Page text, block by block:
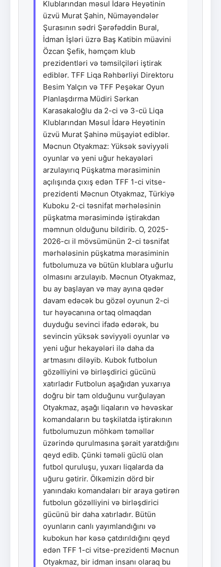
Klublarından məsul İdarə Heyətinin
üzvü Murat Şahin, Nümayəndələr
Şurasının sədri Şərəfəddin Bural,
İdman İşləri üzrə Baş Katibin müavini
Özcan Şefik, həmçəm klub
prezidentləri və təmsilçiləri iştirak
ediblər. TFF Liqa Rəhbərliyi Direktoru
Besim Yalçın və TFF Peşəkar Oyun
Planlaşdırma Müdiri Sərkan
Karasakaloğlu da 2-ci və 3-cü Liqa
Klublarından Məsul İdarə Heyətinin
üzvü Murat Şahinə müşayiət ediblər.
Məcnun Otyakmaz: Yüksək səviyyəli
oyunlar və yeni uğur hekayələri
arzulayırıq Püşkatma mərasiminin
açılışında çıxış edən TFF 1-ci vitse-
prezidenti Məcnun Otyakmaz, Türkiyə
Kuboku 2-ci təsnifat mərhələsinin
püşkatma mərasimində iştirakdan
məmnun olduğunu bildirib. O, 2025-
2026-cı il mövsümünün 2-ci təsnifat
mərhələsinin püşkatma mərasiminin
futbolumuza və bütün klublara uğurlu
olmasını arzulayıb. Məcnun Otyakmaz,
bu ay başlayan və may ayına qədər
davam edəcək bu gözəl oyunun 2-ci
tur həyəcanına ortaq olmaqdan
duyduğu sevinci ifadə edərək, bu
sevincin yüksək səviyyəli oyunlar və
yeni uğur hekayələri ilə daha da
artmasını diləyib. Kubok futbolun
gözəlliyini və birləşdirici gücünü
xatırladır Futbolun aşağıdan yuxarıya
doğru bir tam olduğunu vurğulayan
Otyakmaz, aşağı liqaların və həvəskar
komandaların bu təşkilatda iştirakının
futbolumuzun möhkəm təməllər
üzərində qurulmasına şərait yaratdığını
qeyd edib. Çünki təməli güclü olan
futbol quruluşu, yuxarı liqalarda da
uğuru gətirir. Ölkəmizin dörd bir
yanındakı komandaları bir araya gətirən
futbolun gözəlliyini və birləşdirici
gücünü bir daha xatırladır. Bütün
oyunların canlı yayımlandığını və
kubokun hər kəsə çatdırıldığını qeyd
edən TFF 1-ci vitse-prezidenti Məcnun
Otyakmaz, bir idman insanı olaraq bu